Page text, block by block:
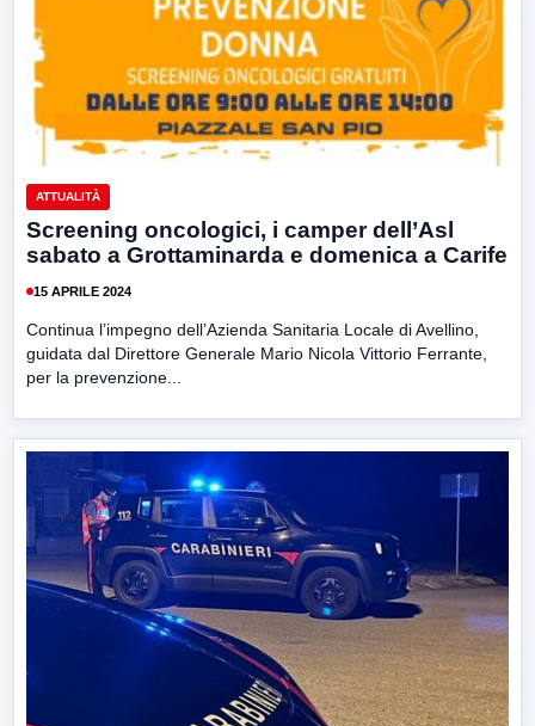
ATTUALITÀ
Screening oncologici, i camper dell’Asl
sabato a Grottaminarda e domenica a Carife
15 APRILE 2024
Continua l’impegno dell’Azienda Sanitaria Locale di Avellino,
guidata dal Direttore Generale Mario Nicola Vittorio Ferrante,
per la prevenzione...